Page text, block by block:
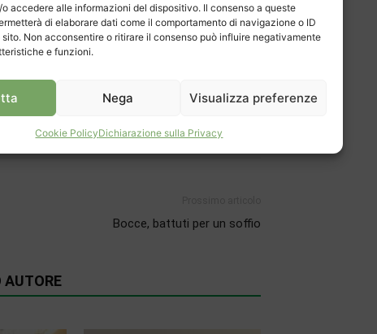
accedere alle informazioni del dispositivo. Il consenso a queste
di elaborare dati come il comportamento di navigazione o ID
sito. Non acconsentire o ritirare il consenso può influire negativamente
e funzioni.
Nega Visualizza preferenze
Cookie PolicyDichiarazione sulla Privacy
Bocce, battuti per un soffio
AUTORE